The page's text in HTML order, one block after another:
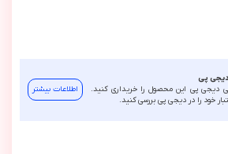
پی
دیجی پی این محصول را خریداری کنید.
خود را در دیجی پی بررسی کنید.
اطلاعات بیشتر